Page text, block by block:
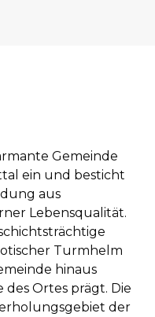
Gemeinde
ein und besticht
aus
Lebensqualität.
Turmhelm
hinaus
Ortes prägt. Die
der